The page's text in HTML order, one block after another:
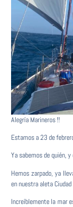
Alegría Marineros !!
Estamos a 23 de
Ya sabemos de quién,
Hemos zarpado, ya
en nuestra aleta Ciudad
Increíblemente la mar